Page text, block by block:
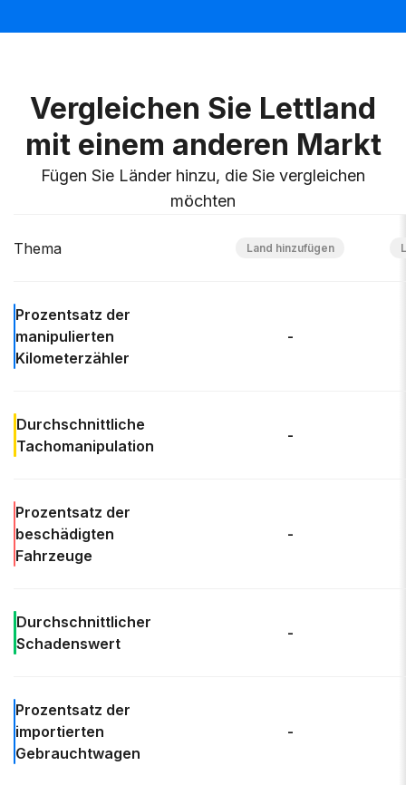
Vergleichen Sie Lettland
mit einem anderen Markt
Fügen Sie Länder hinzu, die Sie vergleichen
möchten
Thema
Prozentsatz der
manipulierten
Kilometerzähler
-
Durchschnittliche
Tachomanipulation
-
Prozentsatz der
beschädigten
Fahrzeuge
-
Durchschnittlicher
Schadenswert
-
Prozentsatz der
importierten
Gebrauchtwagen
-